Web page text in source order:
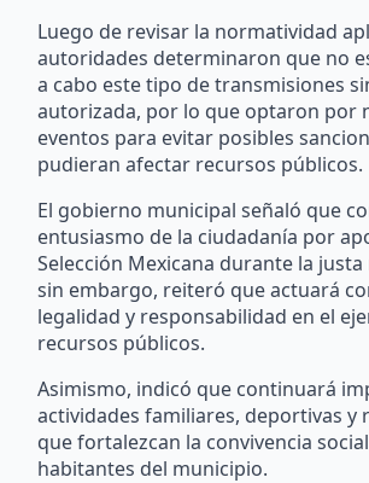
Luego de revisar la normatividad
autoridades determinaron que no
a cabo este tipo de transmisiones
autorizada, por lo que optaron por
eventos para evitar posibles
pudieran afectar recursos públicos.
El gobierno municipal señaló que
entusiasmo de la ciudadanía por
Selección Mexicana durante la
sin embargo, reiteró que actuará
legalidad y responsabilidad en el
recursos públicos.
Asimismo, indicó que continuará
actividades familiares, deportivas y
que fortalezcan la convivencia
habitantes del municipio.